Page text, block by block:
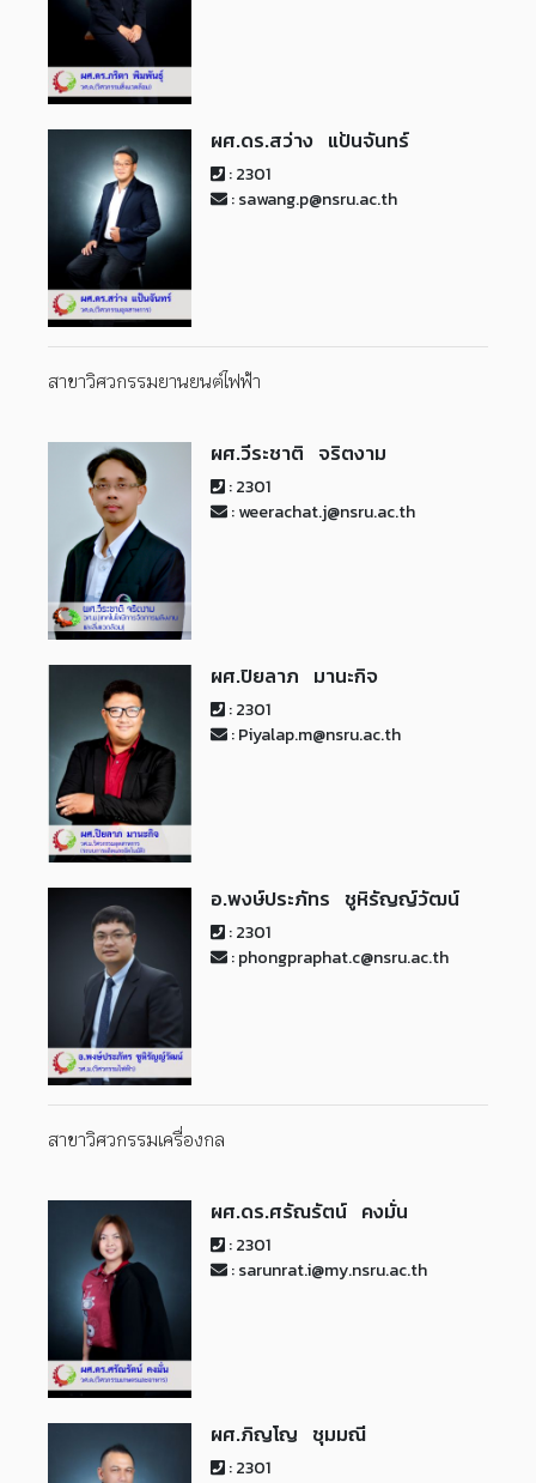
ผศ.ดร.สว่าง แป้นจันทร์
: 2301
: sawang.p@nsru.ac.th
สาขาวิศวกรรมยานยนต์ไฟฟ้า
ผศ.วีระชาติ จริตงาม
: 2301
: weerachat.j@nsru.ac.th
ผศ.ปิยลาภ มานะกิจ
: 2301
: Piyalap.m@nsru.ac.th
อ.พงษ์ประภัทร ชูหิรัญญ์วัฒน์
: 2301
: phongpraphat.c@nsru.ac.th
สาขาวิศวกรรมเครื่องกล
ผศ.ดร.ศรัณรัตน์ คงมั่น
: 2301
: sarunrat.i@my.nsru.ac.th
ผศ.ภิญโญ ชุมมณี
: 2301